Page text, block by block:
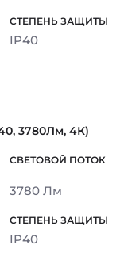
IP40
3780Лм, 4К)
3780 Лм
IP40